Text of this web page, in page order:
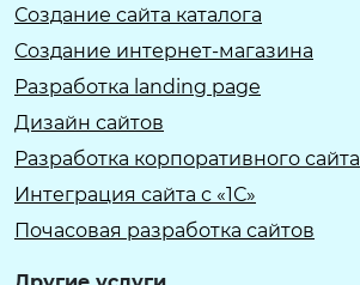
Создание сайта каталога
Создание интернет-магазина
Разработка landing page
Дизайн сайтов
Разработка корпоративного сайта
Интеграция сайта с «1С»
Почасовая разработка сайтов